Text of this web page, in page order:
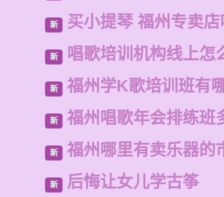
新 买小提琴 福州专卖
新 唱歌培训机构线上怎
新 福州学K歌培训班有
新 福州唱歌年会排练班
新 福州哪里有卖乐器的
新 后悔让女儿学古筝